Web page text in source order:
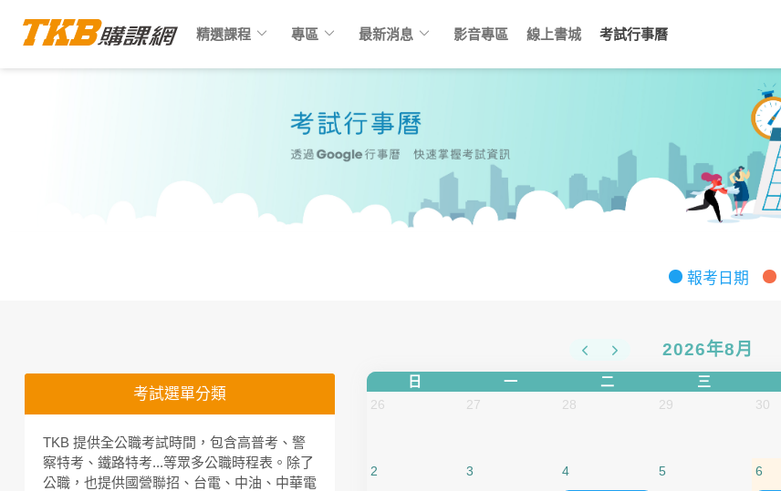
報考日期
最新公職、國營考試日程表
公職考試
國營就業
全選
普通考試
考試選單分類
TKB 提供全公職考試時間，包含高普考、警
察特考、鐵路特考...等眾多公職時程表。除了
公職，也提供國營聯招、台電、中油、中華電
2026年8月
日 一 二 三
26 27 28 29 30
2 3 4 5 6
精選課程 keyboard_arrow_down 專區 keyboard_arrow_down 最新消息 keyboard_arrow_down 影音專區 線上書城 考試行事曆